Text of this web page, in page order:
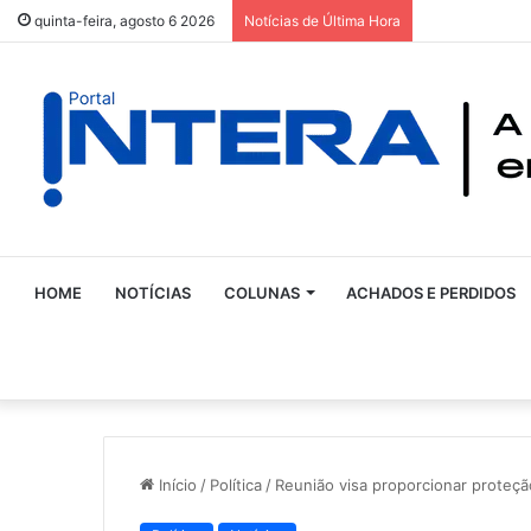
quinta-feira, agosto 6 2026 Notícias de Última Hora
HOME NOTÍCIAS COLUNAS ACHADOS E PERDIDOS
Início / Política / Reunião visa proporcionar